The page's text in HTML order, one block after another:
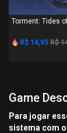
Torment: Tides
R$ 14,95 R$
Game
Para jogar
sistema com